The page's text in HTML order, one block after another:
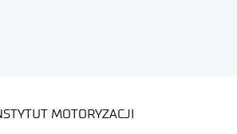
MOTORYZACJI